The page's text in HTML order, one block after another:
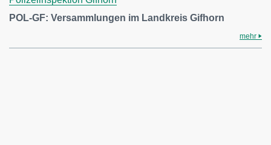
POL-GF: Versammlungen im Landkreis Gifhorn
mehr